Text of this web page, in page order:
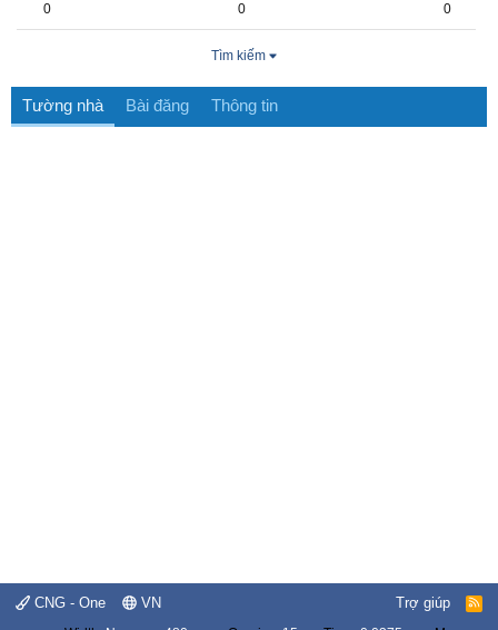
0 0 0
Tìm kiếm
Tường nhà Bài đăng Thông tin
CNG - One VN Trợ giúp
R